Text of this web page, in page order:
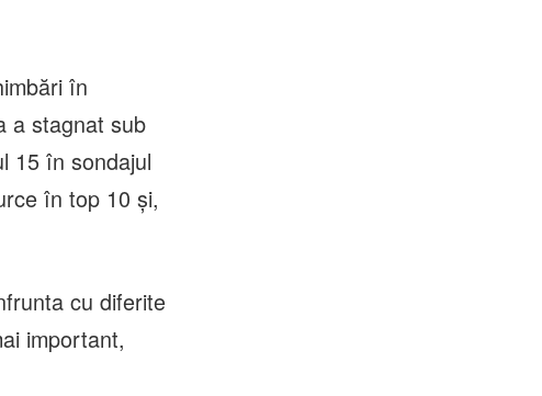
în
a stagnat sub
15 în sondajul
în top 10 și,
cu diferite
important,